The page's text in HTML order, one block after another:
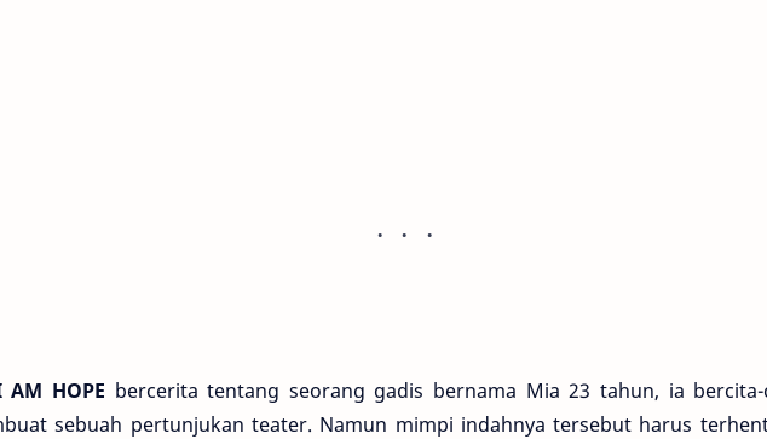
HOPE bercerita tentang seorang gadis bernama Mia 23 tahun, ia
sebuah pertunjukan teater. Namun mimpi indahnya tersebut harus